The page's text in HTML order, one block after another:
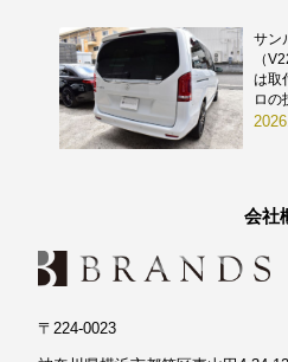
サン
（
は取
ロの
会社
〒224-0023